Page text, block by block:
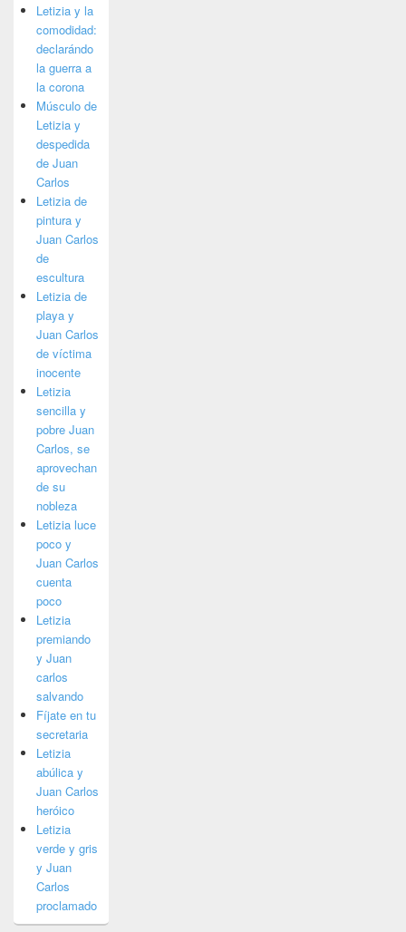
Letizia y la
comodidad:
declarándo
la guerra a
la corona
Músculo de
Letizia y
despedida
de Juan
Carlos
Letizia de
pintura y
Juan Carlos
de
escultura
Letizia de
playa y
Juan Carlos
de víctima
inocente
Letizia
sencilla y
pobre Juan
Carlos, se
aprovechan
de su
nobleza
Letizia luce
poco y
Juan Carlos
cuenta
poco
Letizia
premiando
y Juan
carlos
salvando
Fíjate en tu
secretaria
Letizia
abúlica y
Juan Carlos
heróico
Letizia
verde y gris
y Juan
Carlos
proclamado